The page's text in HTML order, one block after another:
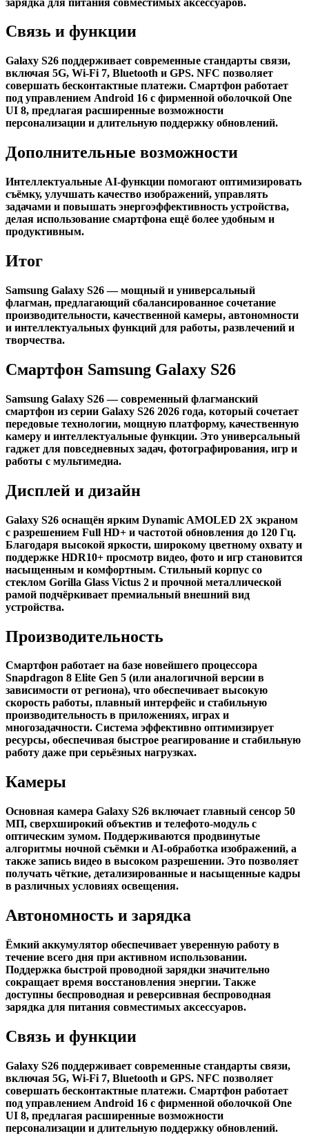
Связь и функции
Galaxy S26 поддерживает современные стандарты связи,
включая 5G, Wi-Fi 7, Bluetooth и GPS. NFC позволяет
совершать бесконтактные платежи. Смартфон работает
под управлением Android 16 с фирменной оболочкой One
UI 8, предлагая расширенные возможности
персонализации и длительную поддержку обновлений.
Дополнительные возможности
Интеллектуальные AI-функции помогают оптимизировать
съёмку, улучшать качество изображений, управлять
задачами и повышать энергоэффективность устройства,
делая использование смартфона ещё более удобным и
продуктивным.
Итог
Samsung Galaxy S26 — мощный и универсальный
флагман, предлагающий сбалансированное сочетание
производительности, качественной камеры, автономности
и интеллектуальных функций для работы, развлечений и
творчества.
Смартфон Samsung Galaxy S26
Samsung Galaxy S26 — современный флагманский
смартфон из серии Galaxy S26 2026 года, который сочетает
передовые технологии, мощную платформу, качественную
камеру и интеллектуальные функции. Это универсальный
гаджет для повседневных задач, фотографирования, игр и
работы с мультимедиа.
Дисплей и дизайн
Galaxy S26 оснащён ярким Dynamic AMOLED 2X экраном
с разрешением Full HD+ и частотой обновления до 120 Гц.
Благодаря высокой яркости, широкому цветному охвату и
поддержке HDR10+ просмотр видео, фото и игр становится
насыщенным и комфортным. Стильный корпус со
стеклом Gorilla Glass Victus 2 и прочной металлической
рамой подчёркивает премиальный внешний вид
устройства.
Производительность
Смартфон работает на базе новейшего процессора
Snapdragon 8 Elite Gen 5 (или аналогичной версии в
зависимости от региона), что обеспечивает высокую
скорость работы, плавный интерфейс и стабильную
производительность в приложениях, играх и
многозадачности. Система эффективно оптимизирует
ресурсы, обеспечивая быстрое реагирование и стабильную
работу даже при серьёзных нагрузках.
Камеры
Основная камера Galaxy S26 включает главный сенсор 50
МП, сверхширокий объектив и телефото-модуль с
оптическим зумом. Поддерживаются продвинутые
алгоритмы ночной съёмки и AI-обработка изображений, а
также запись видео в высоком разрешении. Это позволяет
получать чёткие, детализированные и насыщенные кадры
в различных условиях освещения.
Автономность и зарядка
Ёмкий аккумулятор обеспечивает уверенную работу в
течение всего дня при активном использовании.
Поддержка быстрой проводной зарядки значительно
сокращает время восстановления энергии. Также
доступны беспроводная и реверсивная беспроводная
зарядка для питания совместимых аксессуаров.
Связь и функции
Galaxy S26 поддерживает современные стандарты связи,
включая 5G, Wi-Fi 7, Bluetooth и GPS. NFC позволяет
совершать бесконтактные платежи. Смартфон работает
под управлением Android 16 с фирменной оболочкой One
UI 8, предлагая расширенные возможности
персонализации и длительную поддержку обновлений.